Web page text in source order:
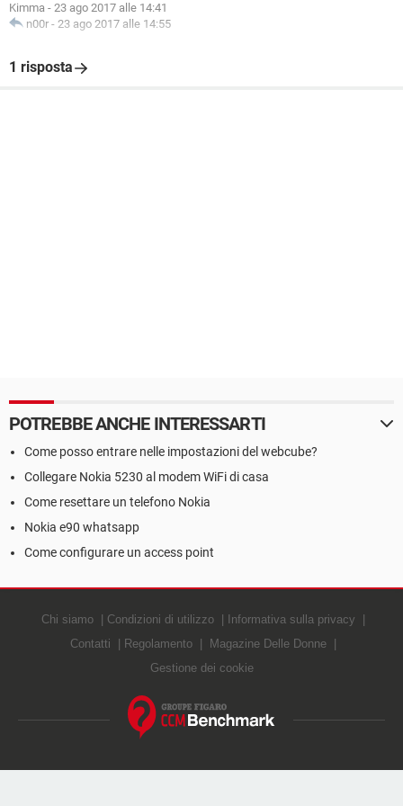
Kimma - 23 ago 2017 alle 14:41
n00r - 23 ago 2017 alle 14:55
1 risposta
POTREBBE ANCHE INTERESSARTI
Come posso entrare nelle impostazioni del webcube?
Collegare Nokia 5230 al modem WiFi di casa
Come resettare un telefono Nokia
Nokia e90 whatsapp
Come configurare un access point
Chi siamo Condizioni di utilizzo
Informativa sulla privacy
Contatti
Regolamento
Magazine Delle Donne
Gestione dei cookie